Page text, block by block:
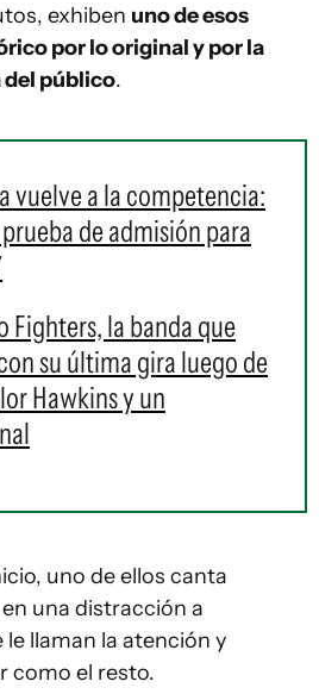
exhiben uno de esos
por lo original y por la
del público.
vuelve a la competencia:
de admisión para
Fighters, la banda que
su última gira luego de
Hawkins y un
uno de ellos canta
una distracción a
llaman la atención y
como el resto.